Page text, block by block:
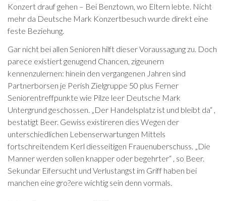
Konzert drauf gehen – Bei Benztown, wo Eltern lebte. Nicht
mehr da Deutsche Mark Konzertbesuch wurde direkt eine
feste Beziehung.
Gar nicht bei allen Senioren hilft dieser Voraussagung zu. Doch
parece existiert genugend Chancen, zigeunern
kennenzulernen: hinein den vergangenen Jahren sind
Partnerborsen je Perish Zielgruppe 50 plus Ferner
Seniorentreffpunkte wie Pilze leer Deutsche Mark
Untergrund geschossen. „Der Handelsplatz ist und bleibt da“ ,
bestatigt Beer. Gewiss existireren dies Wegen der
unterschiedlichen Lebenserwartungen Mittels
fortschreitendem Kerl diesseitigen Frauenuberschuss. „Die
Manner werden sollen knapper oder begehrter“ , so Beer.
Sekundar Eifersucht und Verlustangst im Griff haben bei
manchen eine gro?ere wichtig sein denn vormals.